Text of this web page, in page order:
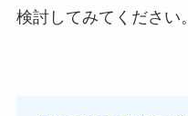
検討してみてください。